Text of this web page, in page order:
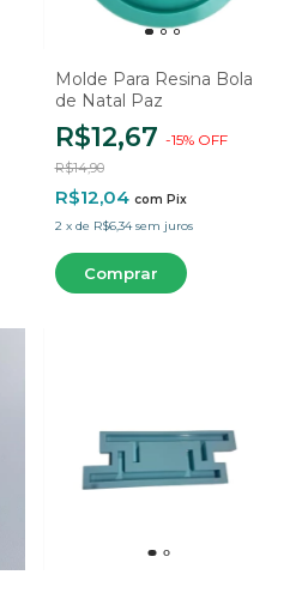
Molde Para Resina Bola
de Natal Paz
R$12,67 -15% OFF
R$14,90
R$12,04 com Pix
2 x de R$6,34 sem juros